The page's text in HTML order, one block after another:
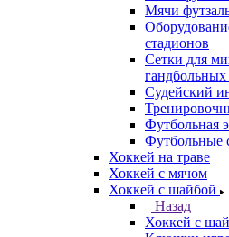
Мячи
стадионов
Сетки для
гандбольных
Судейский
Футбольная
Футбольные
Хоккей на траве
Хоккей с мячом
Хоккей с шайбой
Назад
Хоккей с